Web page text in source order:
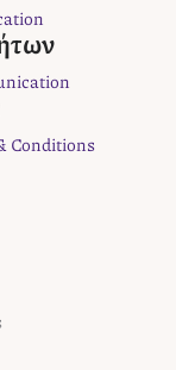
Conditions